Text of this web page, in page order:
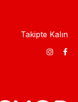
Takipte Kalın